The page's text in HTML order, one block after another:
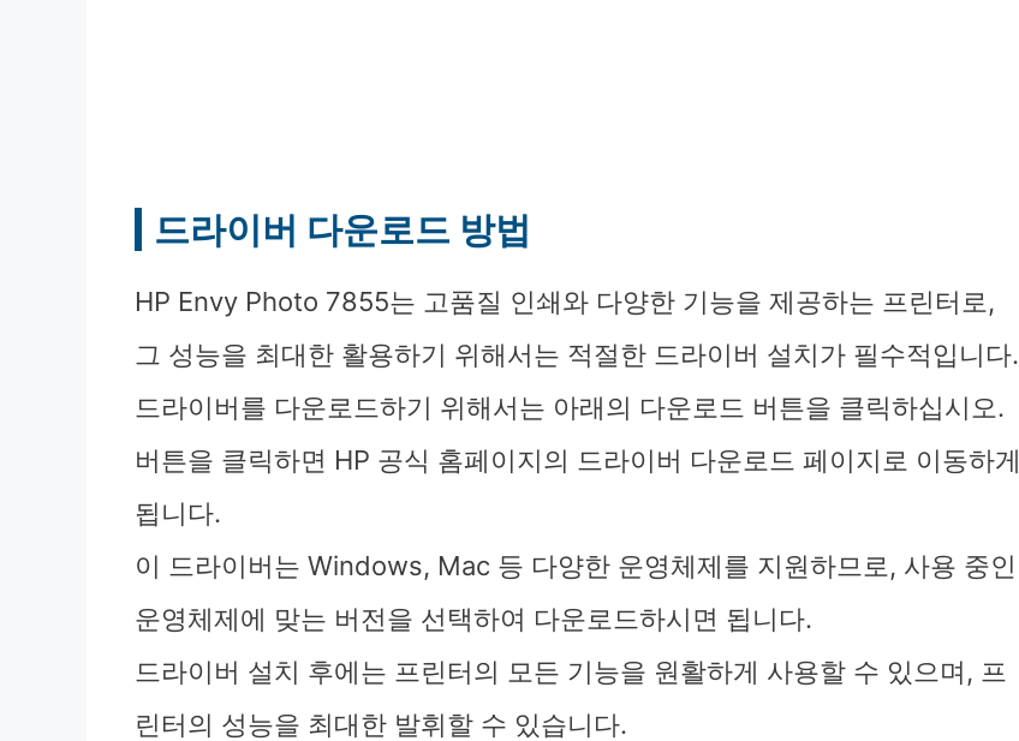
드라이버 다운로드 방법
HP Envy Photo 7855는 고품질 인쇄와 다양한 기능을 제공하는 프린터로,
그 성능을 최대한 활용하기 위해서는 적절한 드라이버 설치가 필수적입니다.
드라이버를 다운로드하기 위해서는 아래의 다운로드 버튼을 클릭하십시오.
버튼을 클릭하면 HP 공식 홈페이지의 드라이버 다운로드 페이지로 이동하게
됩니다.
이 드라이버는 Windows, Mac 등 다양한 운영체제를 지원하므로, 사용 중인
운영체제에 맞는 버전을 선택하여 다운로드하시면 됩니다.
드라이버 설치 후에는 프린터의 모든 기능을 원활하게 사용할 수 있으며, 프
린터의 성능을 최대한 발휘할 수 있습니다.